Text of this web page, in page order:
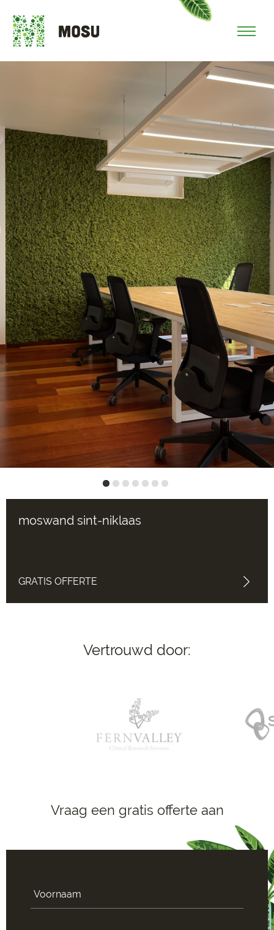
moswand sint-niklaas
GRATIS OFFERTE
Vertrouwd door:
Vraag een gratis offerte aan